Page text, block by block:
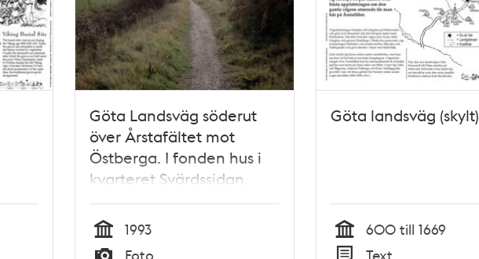
Göta Landsväg söderut
över Årstafältet mot
Östberga. I fonden hus i
kvarteret Svärdssidan.
Tid
1993
Foto
Göta landsväg (skylt)
Tid
600 till 1669
Text